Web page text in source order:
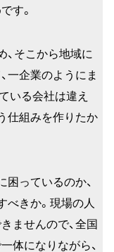
す。
、そこから地域に
一企業のようにま
いる会社は違え
仕組みを作りたか
困っているのか、
べきか。現場の人
ませんので、全国
体になりながら、